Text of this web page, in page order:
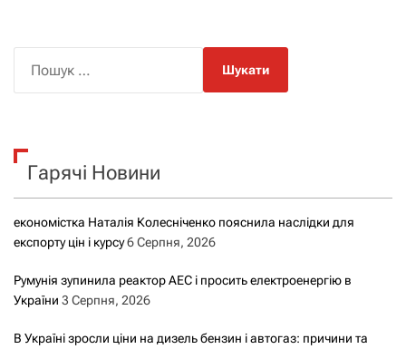
к
Гарячі Новини
економістка Наталія Колесніченко пояснила наслідки для
експорту цін і курсу6 Серпня, 2026
Румунія зупинила реактор АЕС і просить електроенергію в
України 3 Серпня, 2026
В Україні зросли ціни на дизель бензин і автогаз: причини та